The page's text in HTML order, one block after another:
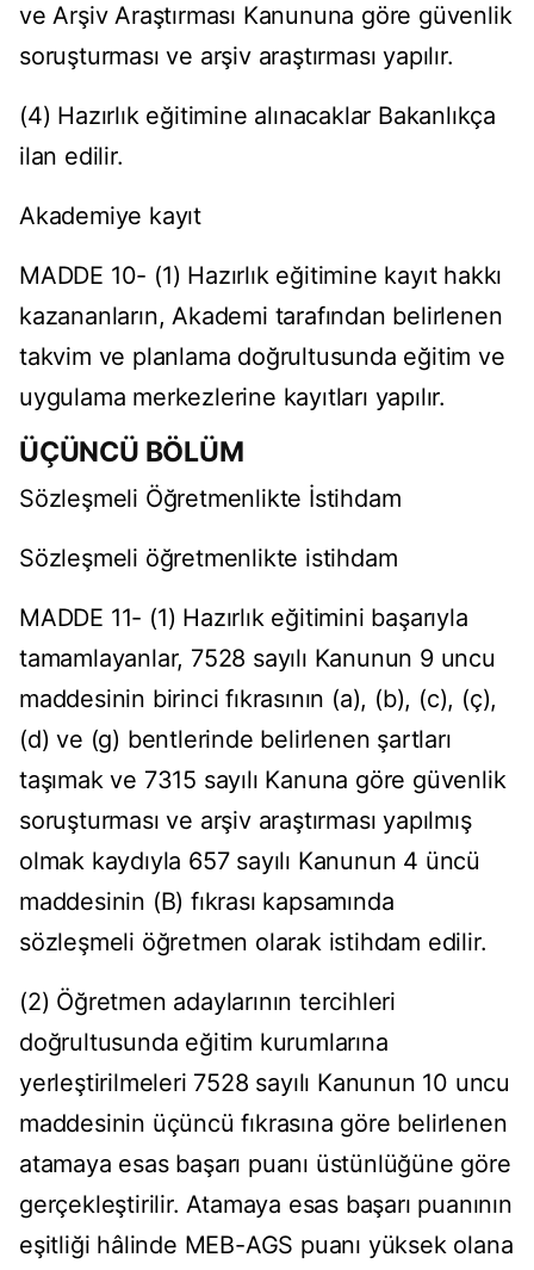
ve Arşiv Araştırması Kanununa göre güvenlik
soruşturması ve arşiv araştırması yapılır.
(4) Hazırlık eğitimine alınacaklar Bakanlıkça
ilan edilir.
Akademiye kayıt
MADDE 10- (1) Hazırlık eğitimine kayıt hakkı
kazananların, Akademi tarafından belirlenen
takvim ve planlama doğrultusunda eğitim ve
uygulama merkezlerine kayıtları yapılır.
ÜÇÜNCÜ BÖLÜM
Sözleşmeli Öğretmenlikte İstihdam
Sözleşmeli öğretmenlikte istihdam
MADDE 11- (1) Hazırlık eğitimini başarıyla
tamamlayanlar, 7528 sayılı Kanunun 9 uncu
maddesinin birinci fıkrasının (a), (b), (c), (ç),
(d) ve (g) bentlerinde belirlenen şartları
taşımak ve 7315 sayılı Kanuna göre güvenlik
soruşturması ve arşiv araştırması yapılmış
olmak kaydıyla 657 sayılı Kanunun 4 üncü
maddesinin (B) fıkrası kapsamında
sözleşmeli öğretmen olarak istihdam edilir.
(2) Öğretmen adaylarının tercihleri
doğrultusunda eğitim kurumlarına
yerleştirilmeleri 7528 sayılı Kanunun 10 uncu
maddesinin üçüncü fıkrasına göre belirlenen
atamaya esas başarı puanı üstünlüğüne göre
gerçekleştirilir. Atamaya esas başarı puanının
eşitliği hâlinde MEB-AGS puanı yüksek olana